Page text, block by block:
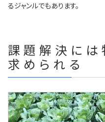
るジャンルでもあります。
課題解決に
求められる